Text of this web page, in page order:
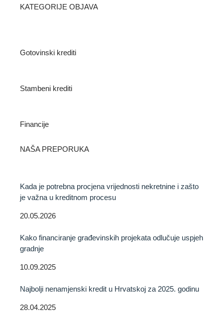
KATEGORIJE OBJAVA
Gotovinski krediti
Stambeni krediti
Financije
NAŠA PREPORUKA
Kada je potrebna procjena vrijednosti nekretnine i zašto
je važna u kreditnom procesu
20.05.2026
Kako financiranje građevinskih projekata odlučuje uspjeh
gradnje
10.09.2025
Najbolji nenamjenski kredit u Hrvatskoj za 2025. godinu
28.04.2025